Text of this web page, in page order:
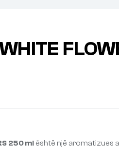
250 ml është një aromatizues